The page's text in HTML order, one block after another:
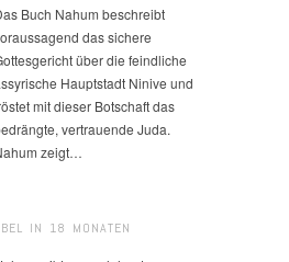
Buch Nahum beschreibt
das sichere
über die feindliche
Hauptstadt Ninive und
mit dieser Botschaft das
vertrauende Juda.
zeigt…
IN 18 MONATEN